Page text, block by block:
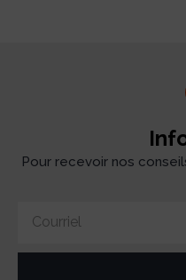
Pour recevoir nos